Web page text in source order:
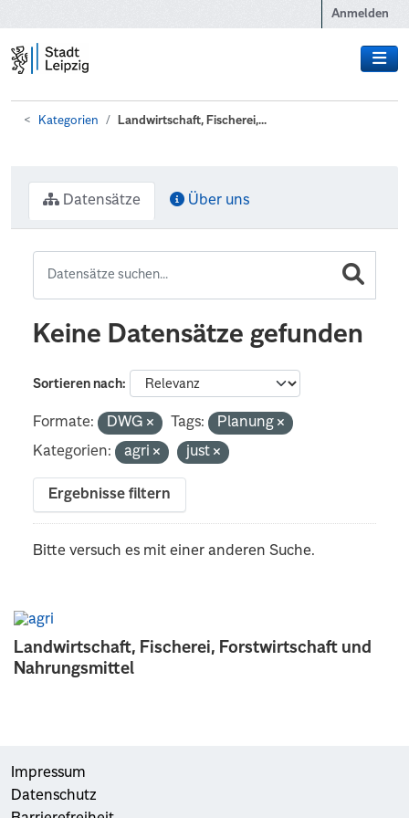
Anmelden
Kategorien Landwirtschaft, Fischerei,...
Landwirtschaft, Fischerei, Forstwirtschaft und
Nahrungsmittel
Datensätze Über uns
Keine Datensätze gefunden
Sortieren nach
Formate: DWG Tags:
Planung
Kategorien:
agri just
Ergebnisse filtern
Bitte versuch es mit einer anderen Suche.
Impressum
Datenschutz